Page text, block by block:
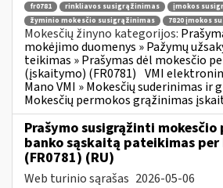
fr0781 rinkliavos susigrąžinimas
įmokos
žyminio mokesčio susigrąžinimas
7820 įmokos
Mokesčių žinyno kategorijos:
mokėjimo duomenys » Pažymų
teikimas » Prašymas dėl mokesčio
(įskaitymo) (FR0781) VMI
Mano VMI » Mokesčių suderinimas ir
Mokesčių permokos grąžinimas
Prašymo susigrąžinti mokesčio
banko sąskaitą pateikimas per
(FR0781) (RU)
Web turinio sąrašas 2026-05-06